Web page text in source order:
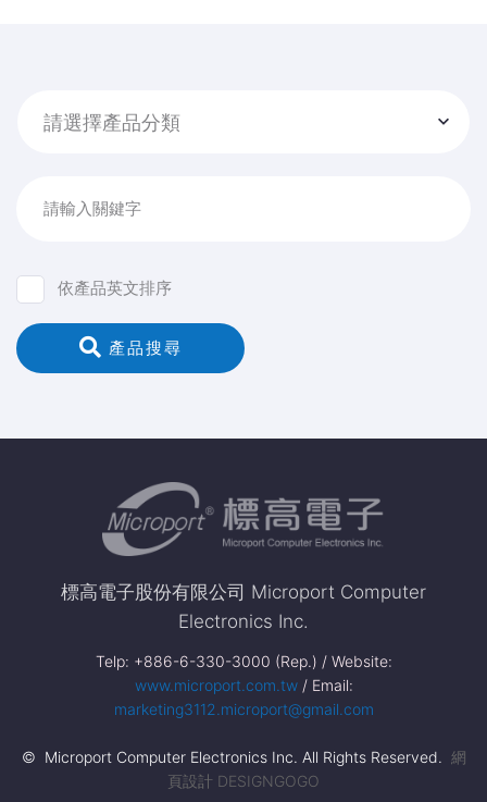
請選擇產品分類
請輸入關鍵字
依產品英文排序
產品搜尋
標高電子股份有限公司 Microport Computer
Electronics Inc.
Telp: +886-6-330-3000 (Rep.) / Website:
www.microport.com.tw / Email:
marketing3112.microport@gmail.com
© Microport Computer Electronics Inc. All Rights Reserved. 網
頁設計 DESIGNGOGO